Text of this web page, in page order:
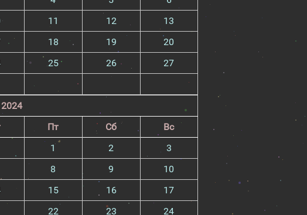
11 12
13
18 19
20
25 26
27
Пт Сб
Вс
1
2
3
8 9
10
15 16
17
22 23 24